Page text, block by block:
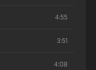
4:55
3:51
4:08